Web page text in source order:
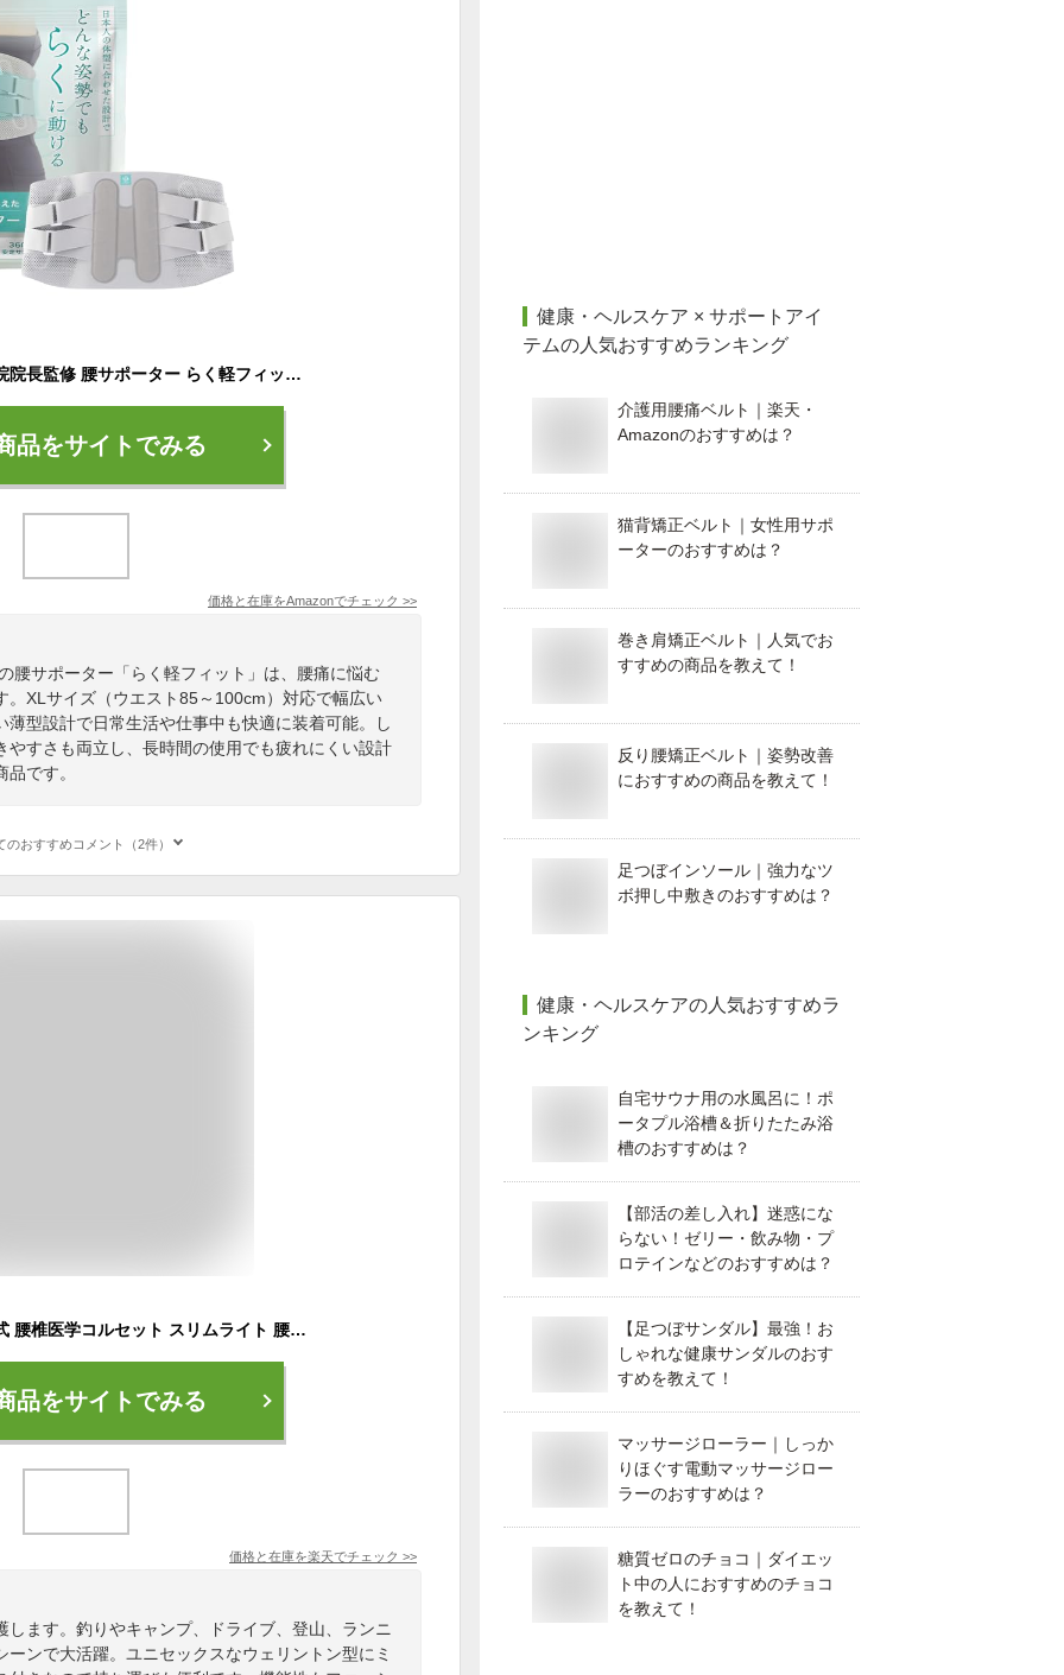
ミライのカラダ 接骨院院長監修 腰サポーター らく軽フィット 腰痛ベルト コルセット 軽量 服に響かない 男性 女性 (XLサイズ(ウエスト85cm～100cm))
品をサイトでみる
価格と在庫をAmazonでチェック >>
腰サポーター「らく軽フィット」は、腰痛に悩む
。XLサイズ（ウエスト85～100cm）対応で幅広い
型設計で日常生活や仕事中も快適に装着可能。し
やすさも両立し、長時間の使用でも疲れにくい設計
です。
のおすすめコメント（2件）
腰椎コルセット 中山式 腰椎医学コルセット スリムライト 腰痛 コルセット 医療用 薄手 夏用 蒸れない 女性用 男性用 S・M・L・LL・3L 腰痛ベルト 腰 腰部 腰用 医学 腰痛コルセット 細身 ヘルニア 腰サポーター 軽量 薄い 固定 メッシュ 腰 負担 軽減
品をサイトでみる
価格と在庫を楽天でチェック >>
ます。釣りやキャンプ、ドライブ、登山、ランニ
ンで大活躍。ユニセックスなウェリントン型にミ
健康・ヘルスケア × サポートアイ
テムの人気おすすめランキング
介護用腰痛ベルト｜楽天・
Amazonのおすすめは？
猫背矯正ベルト｜女性用サポ
ーターのおすすめは？
巻き肩矯正ベルト｜人気でお
すすめの商品を教えて！
反り腰矯正ベルト｜姿勢改善
におすすめの商品を教えて！
足つぼインソール｜強力なツ
ボ押し中敷きのおすすめは？
健康・ヘルスケアの人気おすすめラ
ンキング
自宅サウナ用の水風呂に！ポ
ータプル浴槽＆折りたたみ浴
槽のおすすめは？
【部活の差し入れ】迷惑にな
らない！ゼリー・飲み物・プ
ロテインなどのおすすめは？
【足つぼサンダル】最強！お
しゃれな健康サンダルのおす
すめを教えて！
マッサージローラー｜しっか
りほぐす電動マッサージロー
ラーのおすすめは？
糖質ゼロのチョコ｜ダイエッ
ト中の人におすすめのチョコ
を教えて！